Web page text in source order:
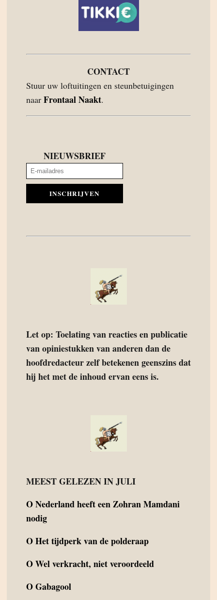
CONTACT
Stuur uw loftuitingen en steunbetuigingen
naar Frontaal Naakt.
NIEUWSBRIEF
INSCHRIJVEN
Let op: Toelating van reacties en publicatie
van opiniestukken van anderen dan de
hoofdredacteur zelf betekenen geenszins dat
hij het met de inhoud ervan eens is.
MEEST GELEZEN IN JULI
ONederland heeft een Zohran Mamdani
nodig
OHet tijdperk van de polderaap
OWel verkracht, niet veroordeeld
OGabagool